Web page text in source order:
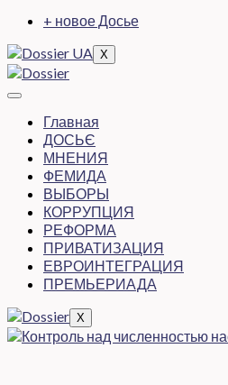
+ новое Досье
X
Главная
ДОСЬЄ
МНЕНИЯ
ФЕМИДА
ВЫБОРЫ
КОРРУПЦИЯ
РЕФОРМА
ПРИВАТИЗАЦИЯ
ЕВРОИНТЕГРАЦИЯ
ПРЕМЬЕРИАДА
X